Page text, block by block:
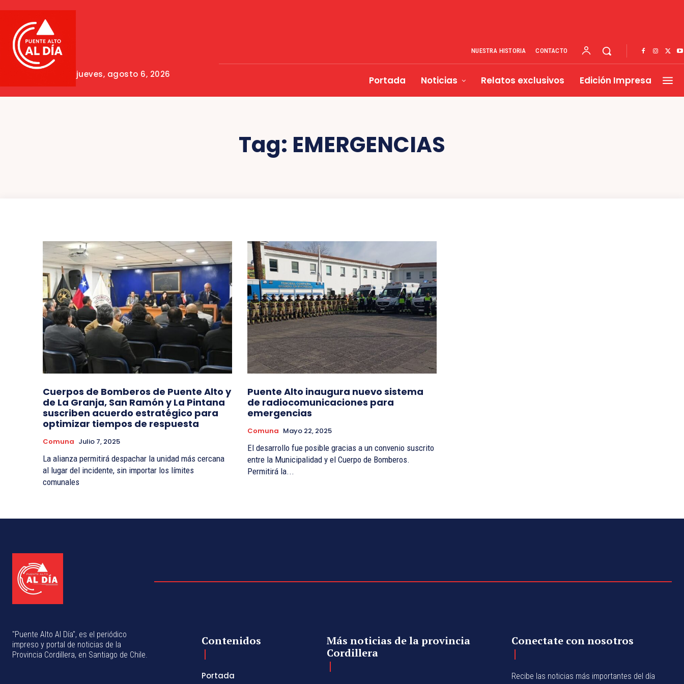
jueves, agosto 6, 2026
NUESTRA HISTORIA CONTACTO
Portada Noticias Relatos exclusivos Edición Impresa
Tag: EMERGENCIAS
Cuerpos de Bomberos de Puente Alto y
de La Granja, San Ramón y La Pintana
suscriben acuerdo estratégico para
optimizar tiempos de respuesta
Comuna Julio 7, 2025
La alianza permitirá despachar la unidad más cercana
al lugar del incidente, sin importar los límites
comunales
Puente Alto inaugura nuevo sistema
de radiocomunicaciones para
emergencias
Comuna Mayo 22, 2025
El desarrollo fue posible gracias a un convenio suscrito
entre la Municipalidad y el Cuerpo de Bomberos.
Permitirá la...
"Puente Alto Al Día", es el periódico
impreso y portal de noticias de la
Provincia Cordillera, en Santiago de Chile.
Contenidos
Portada
Más noticias de la provincia
Cordillera
Conectate con nosotros
Recibe las noticias más importantes del día